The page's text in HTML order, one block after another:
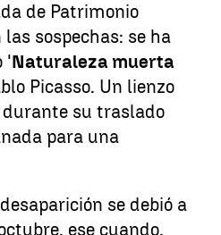
de Patrimonio
sospechas: se ha
'Naturaleza muerta
Picasso. Un lienzo
durante su traslado
para una
se debió a
ese cuando,